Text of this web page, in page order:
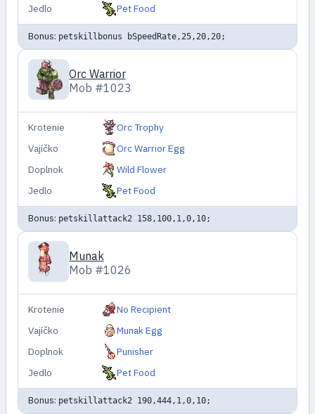
Jedlo Pet Food
Bonus: petskillbonus bSpeedRate,25,20,20;
Orc Warrior
Mob #1023
Krotenie
Orc Trophy
Vajíčko
Orc Warrior Egg
Doplnok
Wild Flower
Jedlo
Pet Food
Bonus: petskillattack2 158,100,1,0,10;
Munak
Mob #1026
Krotenie
No Recipient
Vajíčko
Munak Egg
Doplnok
Punisher
Jedlo
Pet Food
Bonus: petskillattack2 190,444,1,0,10;